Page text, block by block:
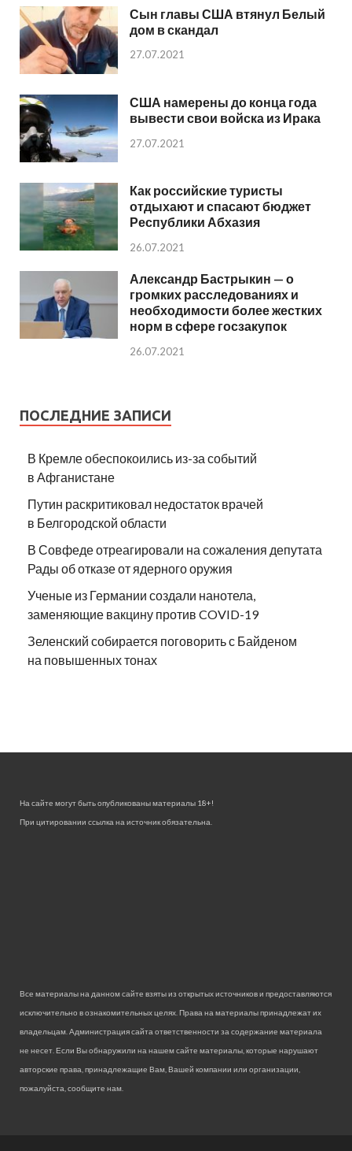
Сын главы США втянул Белый
дом в скандал
27.07.2021
США намерены до конца года
вывести свои войска из Ирака
27.07.2021
Как российские туристы
отдыхают и спасают бюджет
Республики Абхазия
26.07.2021
Александр Бастрыкин — о
громких расследованиях и
необходимости более жестких
норм в сфере госзакупок
26.07.2021
ПОСЛЕДНИЕ ЗАПИСИ
В Кремле обеспокоились из-за событий
в Афганистане
Путин раскритиковал недостаток врачей
в Белгородской области
В Совфеде отреагировали на сожаления депутата
Рады об отказе от ядерного оружия
Ученые из Германии создали нанотела,
заменяющие вакцину против COVID-19
Зеленский собирается поговорить с Байденом
на повышенных тонах
На сайте могут быть опубликованы материалы 18+!
При цитировании ссылка на источник обязательна.
Все материалы на данном сайте взяты из открытых источников и предоставляются
исключительно в ознакомительных целях. Права на материалы принадлежат их
владельцам. Администрация сайта ответственности за содержание материала
не несет. Если Вы обнаружили на нашем сайте материалы, которые нарушают
авторские права, принадлежащие Вам, Вашей компании или организации,
пожалуйста, сообщите нам.